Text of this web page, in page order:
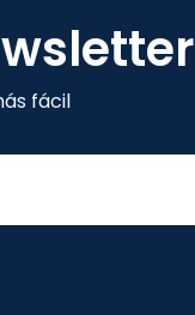
fácil